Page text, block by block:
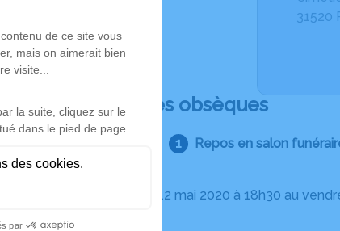
31520
Déroulé des obsèques
Repos en salon